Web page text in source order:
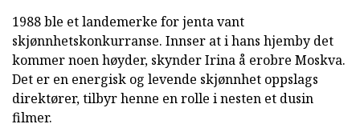
1988 ble et landemerke for jenta vant
skjønnhetskonkurranse. Innser at i hans hjemby det
kommer noen høyder, skynder Irina å erobre Moskva.
Det er en energisk og levende skjønnhet oppslags
direktører, tilbyr henne en rolle i nesten et dusin
filmer.